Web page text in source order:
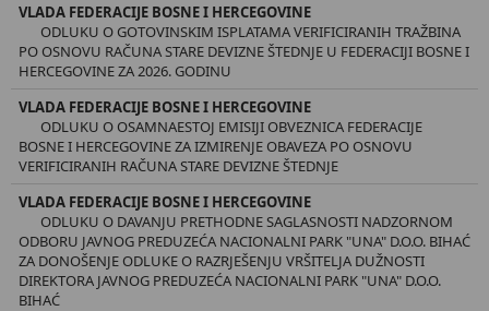
VLADA FEDERACIJE BOSNE I HERCEGOVINE
ODLUKU O GOTOVINSKIM ISPLATAMA VERIFICIRANIH TRAŽBINA
PO OSNOVU RAČUNA STARE DEVIZNE ŠTEDNJE U FEDERACIJI BOSNE I
HERCEGOVINE ZA 2026. GODINU
VLADA FEDERACIJE BOSNE I HERCEGOVINE
ODLUKU O OSAMNAESTOJ EMISIJI OBVEZNICA FEDERACIJE
BOSNE I HERCEGOVINE ZA IZMIRENJE OBAVEZA PO OSNOVU
VERIFICIRANIH RAČUNA STARE DEVIZNE ŠTEDNJE
VLADA FEDERACIJE BOSNE I HERCEGOVINE
ODLUKU O DAVANJU PRETHODNE SAGLASNOSTI NADZORNOM
ODBORU JAVNOG PREDUZEĆA NACIONALNI PARK "UNA" D.O.O. BIHAĆ
ZA DONOŠENJE ODLUKE O RAZRJEŠENJU VRŠITELJA DUŽNOSTI
DIREKTORA JAVNOG PREDUZEĆA NACIONALNI PARK "UNA" D.O.O.
BIHAĆ